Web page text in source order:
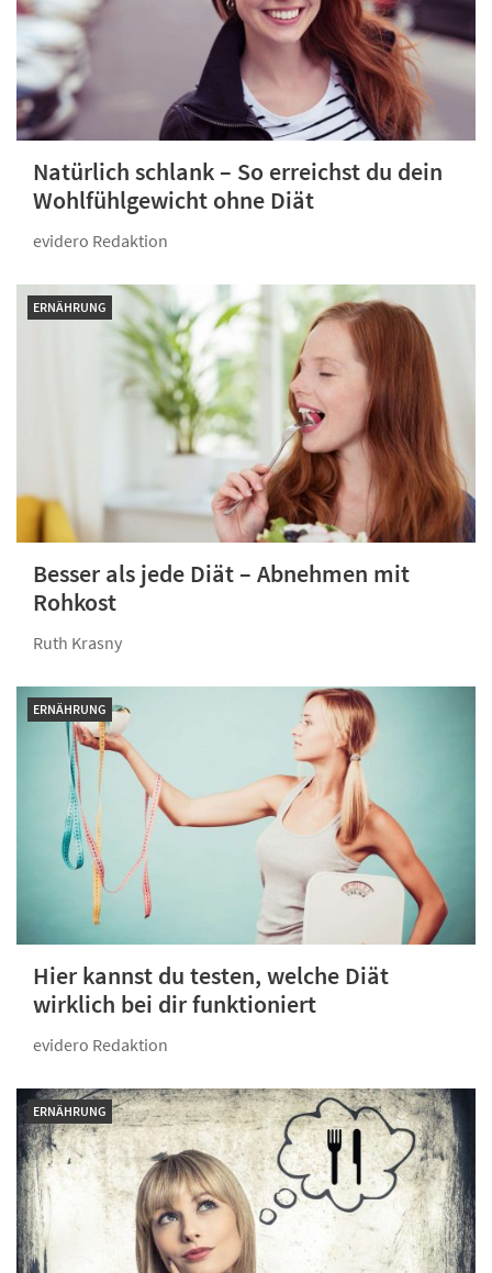
Natürlich schlank – So erreichst du dein
Wohlfühlgewicht ohne Diät
evidero Redaktion
ERNÄHRUNG
Besser als jede Diät – Abnehmen mit
Rohkost
Ruth Krasny
ERNÄHRUNG
Hier kannst du testen, welche Diät
wirklich bei dir funktioniert
evidero Redaktion
ERNÄHRUNG